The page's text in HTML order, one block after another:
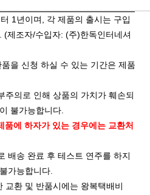
1년이며, 각 제품의 출시는 구입
(제조자/수입자: (주)한독인터네셔
을 신청 하실 수 있는 기간은 제품
주의로 인해 상품의 가치가 훼손되
불가능합니다.
에 하자가 있는 경우에는 교환처
배송 완료 후 테스트 연주를 하지
가능합니다.
교환 및 반품시에는 왕복택배비